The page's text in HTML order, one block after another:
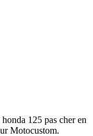
125 pas cher en
Motocustom.